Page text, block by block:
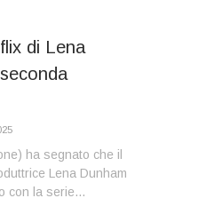
di Lena
ha segnato che il
Lena Dunham
con la serie…